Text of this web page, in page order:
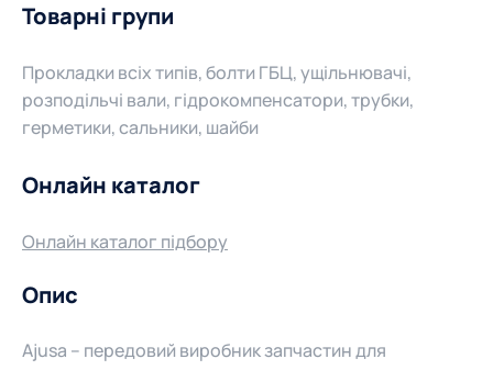
Товарні групи
Прокладки всіх типів, болти ГБЦ, ущільнювачі,
розподільчі вали, гідрокомпенсатори, трубки,
герметики, сальники, шайби
Онлайн каталог
Онлайн каталог підбору
Опис
Ajusa – передовий виробник запчастин для